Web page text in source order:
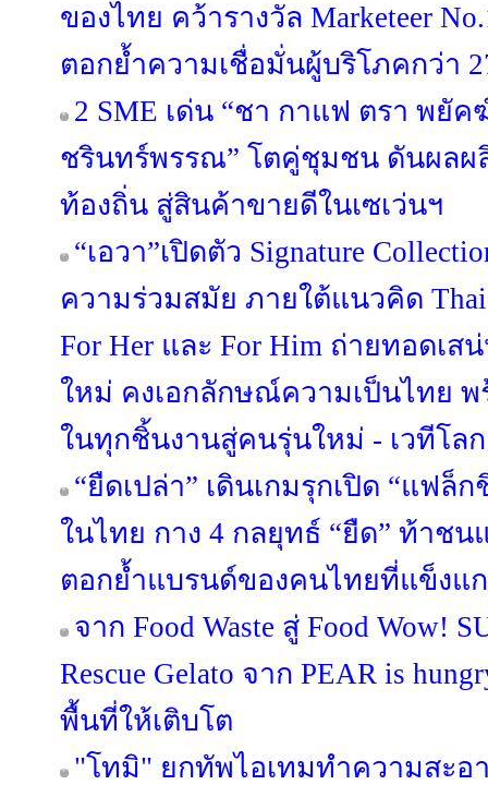
ของไทย คว้ารางวัล Marketeer
ตอกย้ำความเชื่อมั่นผู้บริโภคกว่า
2 SME เด่น “ชา กาแฟ ตรา พยั
ชรินทร์พรรณ” โตคู่ชุมชน ดันผลผ
ท้องถิ่น สู่สินค้าขายดีในเซเว่นฯ
“เอวา”เปิดตัว Signature
ความร่วมสมัย ภายใต้แนวคิด Thai
For Her และ For Him ถ่ายทอดเ
ใหม่ คงเอกลักษณ์ความเป็นไทย
ในทุกชิ้นงานสู่คนรุ่นใหม่ - เวทีโลก
“ยืดเปล่า” เดินเกมรุกเปิด “แฟ
ในไทย กาง 4 กลยุทธ์ “ยืด” ท้าช
ตอกย้ำแบรนด์ของคนไทยที่แข็งแ
จาก Food Waste สู่ Food Wow!
Rescue Gelato จาก PEAR is
พื้นที่ให้เติบโต
"โทมิ" ยกทัพไอเทมทำความสะอ